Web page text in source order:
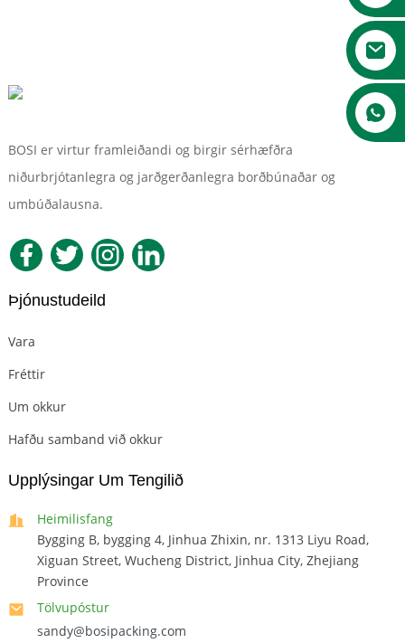
BOSI er virtur framleiðandi og birgir sérhæfðra
niðurbrjótanlegra og jarðgerðanlegra borðbúnaðar og
umbúðalausna.
Þjónustudeild
Vara
Fréttir
Um okkur
Hafðu samband við okkur
Upplýsingar Um Tengilið
Heimilisfang
Bygging B, bygging 4, Jinhua Zhixin, nr. 1313 Liyu Road,
Xiguan Street, Wucheng District, Jinhua City, Zhejiang
Province
Tölvupóstur
sandy@bosipacking.com